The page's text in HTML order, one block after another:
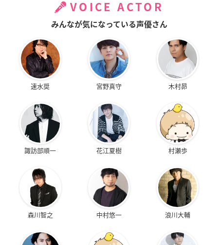
VOICE ACTOR
みんなが気になっている声優さん
速水奨 宮野真守 木村昴
諏訪部順一 花江夏樹 村瀬歩
森川智之 中村悠一 浪川大輔